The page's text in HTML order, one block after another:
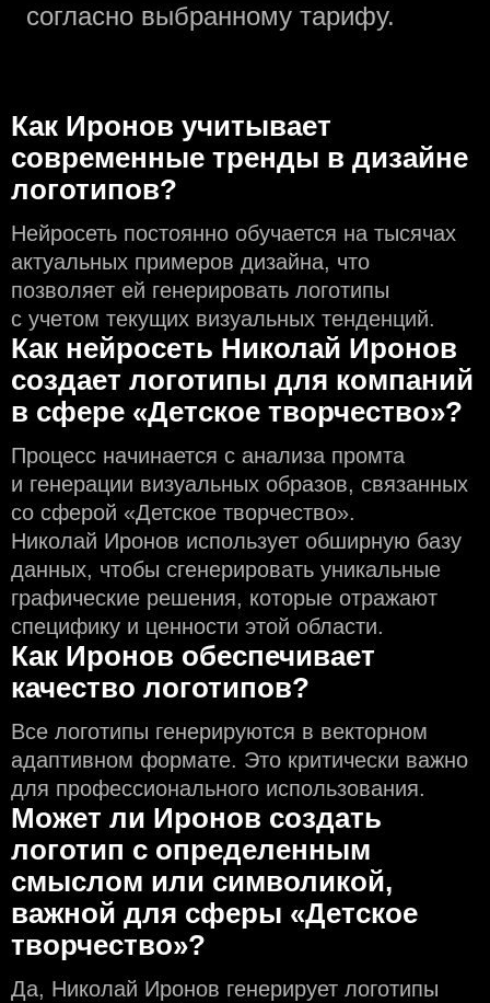
согласно выбранному тарифу.
Как Иронов учитывает
современные тренды в дизайне
логотипов?
Нейросеть постоянно обучается на тысячах
актуальных примеров дизайна, что
позволяет ей генерировать логотипы
с учeтом текущих визуальных тенденций.
Как нейросеть Николай Иронов
создаeт логотипы для компаний
в сфере «Детское творчество»?
Процесс начинается с анализа промта
и генерации визуальных образов, связанных
со сферой «Детское творчество».
Николай Иронов использует обширную базу
данных, чтобы сгенерировать уникальные
графические решения, которые отражают
специфику и ценности этой области.
Как Иронов обеспечивает
качество логотипов?
Все логотипы генерируются в векторном
адаптивном формате. Это критически важно
для профессионального использования.
Может ли Иронов создать
логотип с определeнным
смыслом или символикой,
важной для сферы «Детское
творчество»?
Да, Николай Иронов генерирует логотипы